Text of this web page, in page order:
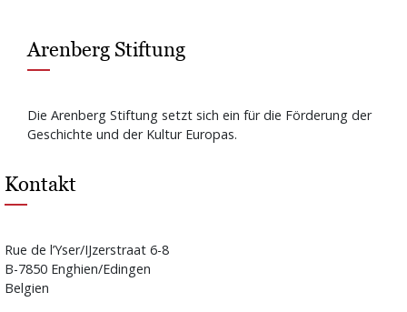
Arenberg Stiftung
Die Arenberg Stiftung setzt sich ein für die Förderung der
Geschichte und der Kultur Europas.
Kontakt
Rue de l’Yser/IJzerstraat 6-8
B-7850 Enghien/Edingen
Belgien